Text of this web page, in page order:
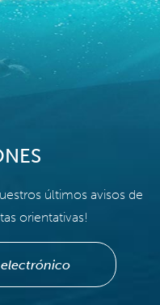
últimos avisos de
orientativas!